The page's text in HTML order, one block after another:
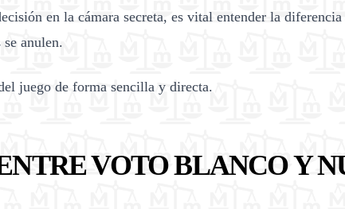
en la cámara secreta, es vital entender la
se anulen.
juego de forma sencilla y directa.
VOTO BLANCO Y